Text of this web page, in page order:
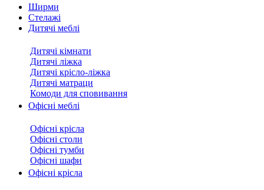
Ширми
Стелажі
Дитячі меблі
Дитячі кімнати
Дитячі ліжка
Дитячі крісло-ліжка
Дитячі матраци
Комоди для сповивання
Офісні меблі
Офісні крісла
Офісні столи
Офісні тумби
Офісні шафи
Офісні крісла